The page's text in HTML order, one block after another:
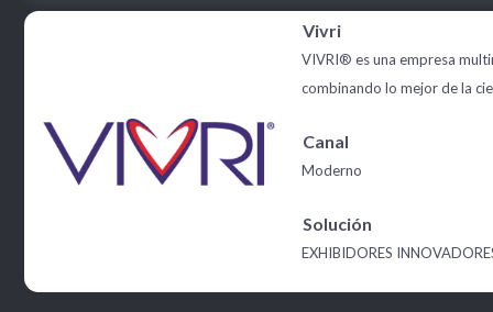
Vivri
VIVRI® es una empresa
combinando lo mejor de la
Canal
Moderno
Solución
EXHIBIDORES